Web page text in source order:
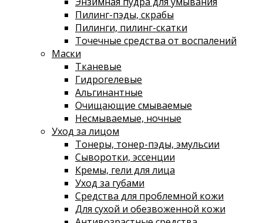
Пилинг-пэды, скрабы
Пилинги, пилинг-скатки
Точечные средства от воспалений
Маски
Тканевые
Гидрогелевые
Альгинантные
Очищающие смываемые
Несмываемые, ночные
Уход за лицом
Тонеры, тонер-пэды, эмульсии
Сыворотки, эссенции
Кремы, гели для лица
Уход за губами
Средства для проблемной кожи
Для сухой и обезвоженной кожи